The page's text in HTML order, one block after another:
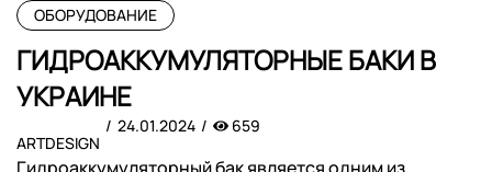
ОБОРУДОВАНИЕ
ГИДРОАККУМУЛЯТОРНЫЕ БАКИ В
УКРАИНЕ
ARTDESIGN
24.01.2024 659